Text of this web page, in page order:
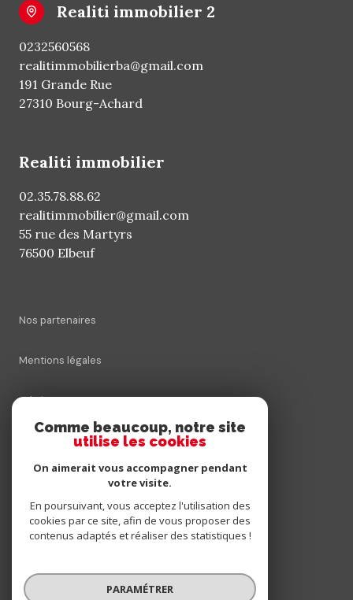
realiti immobilier 2
0232560568
realitimmobilierba@gmail.com
191 Grande Rue
27310 Bourg-Achard
realiti immobilier
02.35.78.88.62
realitimmobilier@gmail.com
55 rue des Martyrs
76500 Elbeuf
Nos partenaires
Mentions légales
Admin
Nos honoraires
Cookies
© 2026 | Tous droits réservés
Comme beaucoup, notre site
utilise les cookies
On aimerait vous accompagner pendant
votre visite.
En poursuivant, vous acceptez l'utilisation des
cookies par ce site, afin de vous proposer des
contenus adaptés et réaliser des statistiques !
PARAMÉTRER